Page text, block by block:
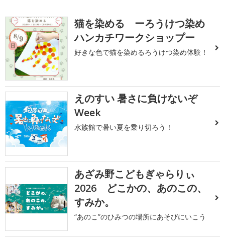
猫を染める ーろうけつ染め
ハンカチワークショップー
好きな色で猫を染めるろうけつ染め体験！
えのすい 暑さに負けないぞ
Week
水族館で暑い夏を乗り切ろう！
あざみ野こどもぎゃらりぃ
2026 どこかの、あのこの、
すみか。
“あのこ”のひみつの場所にあそびにいこう